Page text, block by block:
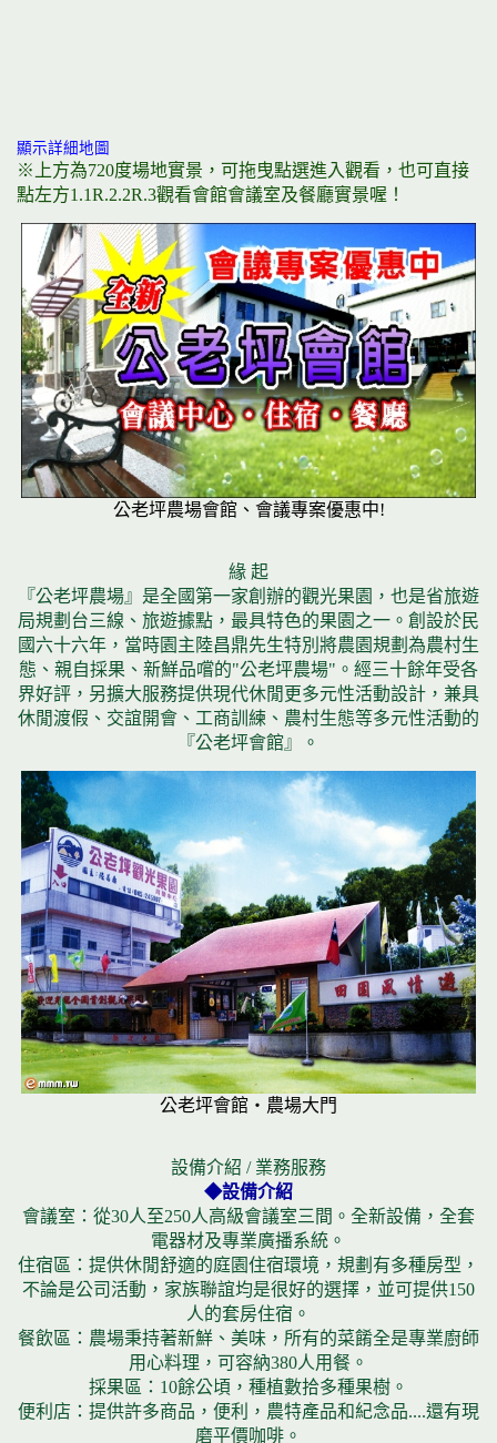
顯示詳細地圖
※上方為720度場地實景，可拖曳點選進入觀看，也可直接
點左方1.1R.2.2R.3觀看會館會議室及餐廳實景喔！
公老坪農場會館、會議專案優惠中!
緣 起
『公老坪農場』是全國第一家創辦的觀光果園，也是省旅遊
局規劃台三線、旅遊據點，最具特色的果園之一。創設於民
國六十六年，當時園主陸昌鼎先生特別將農園規劃為農村生
態、親自採果、新鮮品嚐的"公老坪農場"。經三十餘年受各
界好評，另擴大服務提供現代休閒更多元性活動設計，兼具
休閒渡假、交誼開會、工商訓練、農村生態等多元性活動的
『公老坪會館』。
公老坪會館‧農場大門
設備介紹 / 業務服務
◆設備介紹
會議室：從30人至250人高級會議室三間。全新設備，全套
電器材及專業廣播系統。
住宿區：提供休閒舒適的庭園住宿環境，規劃有多種房型，
不論是公司活動，家族聯誼均是很好的選擇，並可提供150
人的套房住宿。
餐飲區：農場秉持著新鮮、美味，所有的菜餚全是專業廚師
用心料理，可容納380人用餐。
採果區：10餘公頃，種植數拾多種果樹。
便利店：提供許多商品，便利，農特產品和紀念品....還有現
磨平價咖啡。